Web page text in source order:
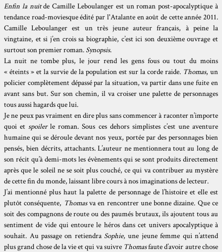
Enfin la nuitdeCamille Leboulanger est un roman post-apocalyptique à
tendance road-moviesque édité par l'Atalante en août de cette année 2011.
Camille Leboulangerest un très jeune auteur français, à peine la
vingtaine, et si j’en crois sa biographie, c’est ici son deuxième ouvrage et
surtout son premier roman. Synopsis.
La nuit ne tombe plus, le jour rend les gens fous ou tout du moins
« éteints » et la survie de la population est sur la corde raide. Thomas, un
policier complètement dépassé par la situation, va partir dans une fuite en
avant sans but. Sur son chemin, il va croiser une palette de personnages
tous aussi hagards que lui.
Je ne peux pas vraiment en dire plus sans commencer à raconter n’importe
quoi etspoilerle roman. Sous ces dehors simplistes c’est une aventure
humaine qui se déroule devant nos yeux, portée par des personnages bien
pensés, bien décrits, attachants. L’auteur ne mentionnera tout au long de
son récit qu’à demi-mots les évènements qui se sont produits directement
après que le soleil ne se soit plus couché, ce qui va contribuer au mystère
de cette fin du monde, laissant libre cours à nos imaginations de lecteur.
J’ai mentionné plus haut la palette de personnage de l’histoire et elle est
plutôt conséquente, Thomasva en rencontrer une bonne dizaine. Que ce
soit des compagnons de route ou des paumés brutaux, ils ajoutent tous au
sentiment de vide qui entoure le héros dans cet univers apocalyptique à
souhait. Au passage on retiendra Sophie, une jeune femme qui n’attend
plus grand chose de la vie et qui va suivre Thomasfaute d’avoir autre chose